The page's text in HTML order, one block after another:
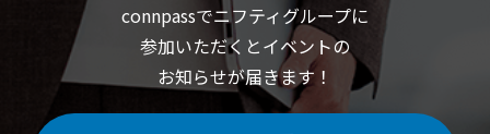
connpassでニフティグループに
参加いただくとイベントの
お知らせが届きます！